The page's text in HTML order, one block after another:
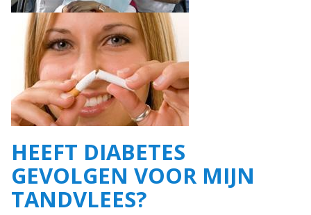
HEEFT DIABETES
GEVOLGEN VOOR MIJN
TANDVLEES?